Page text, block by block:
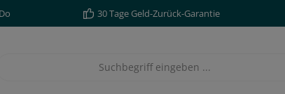
30 Tage Geld-Zurück-Garantie